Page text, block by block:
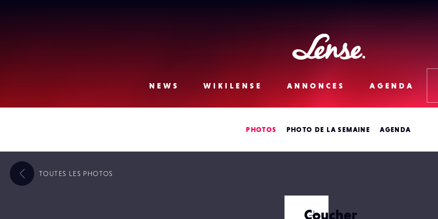
Lense
NEWS WIKILENSE ANNONCES AGENDA
PHOTOS PHOTO DE LA SEMAINE AGENDA
Coucher
TOUTES LES PHOTOS